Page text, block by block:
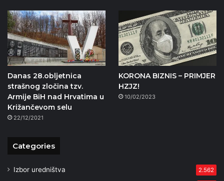
Danas 28.obljetnica
strašnog zločina tzv.
Armije BiH nad Hrvatima u
Križančevom selu
22/12/2021
KORONA BIZNIS – PRIMJER
HZJZ!
10/02/2023
Categories
Izbor uredništva 2.562